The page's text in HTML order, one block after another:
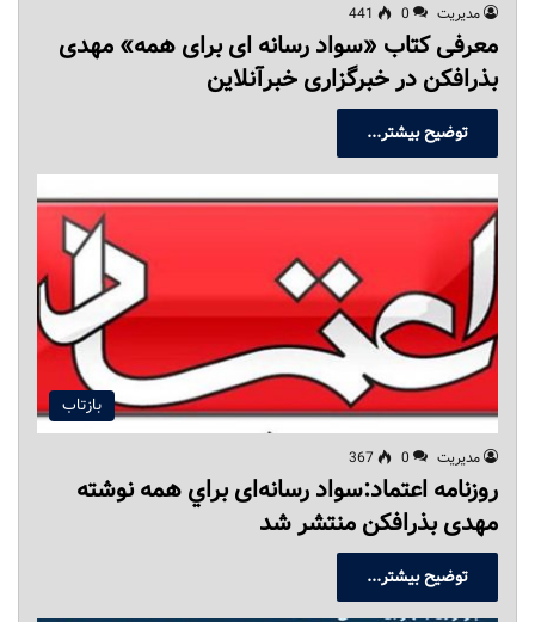
مدیریت 0
441
معرفی کتاب «سواد رسانه ای برای همه» مهدی
بذرافکن در خبرگزاری خبرآنلاین
توضیح بیشتر...
بازتاب
مدیریت 0
367
روزنامه اعتماد:سواد رسانه‌ای براي همه نوشته
مهدی بذرافکن منتشر شد
توضیح بیشتر...